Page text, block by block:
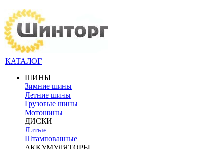
КАТАЛОГ
ШИНЫ
Зимние шины
Летние шины
Грузовые шины
Мотошины
ДИСКИ
Литые
Штампованные
АККУМУЛЯТОРЫ